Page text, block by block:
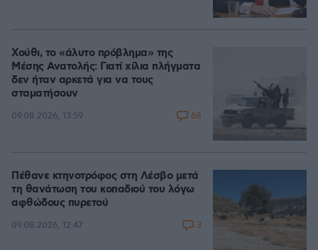
Χούθι, το «άλυτο πρόβλημα» της
Μέσης Ανατολής: Γιατί χίλια πλήγματα
δεν ήταν αρκετά για να τους
σταματήσουν
09.08.2026, 13:59 68
Πέθανε κτηνοτρόφος στη Λέσβο μετά
τη θανάτωση του κοπαδιού του λόγω
αφθώδους πυρετού
09.08.2026, 12:47 3